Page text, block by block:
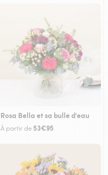
Rosa Bella et sa bulle d'eau
À partir de 53€95